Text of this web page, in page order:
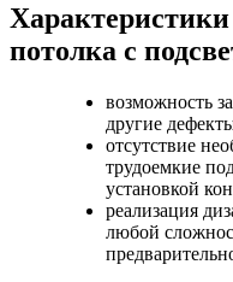
Характеристики
потолка с
возможность
другие
отсутствие
трудоемкие
установкой
реализация
любой